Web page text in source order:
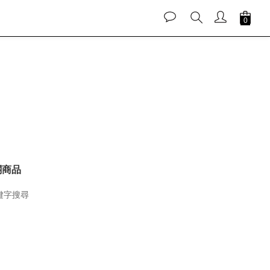
品
字搜尋